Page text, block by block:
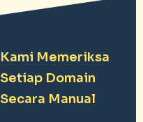
Kami Memeriksa
Setiap Domain
Secara Manual